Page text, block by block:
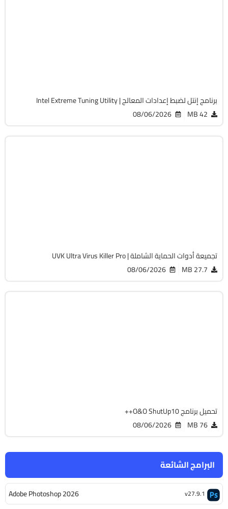
البرامج الشائعة
Adobe Photoshop 2026 v27.9.1
برنامج إنتل لضبط إعدادات المعالج | Intel Extreme Tuning Utility
42 MB
08/06/2026
تجميعة أدوات الحماية الشاملة | UVK Ultra Virus Killer Pro
27.7 MB
08/06/2026
تحميل برنامج O&O ShutUp10++
76 MB
08/06/2026